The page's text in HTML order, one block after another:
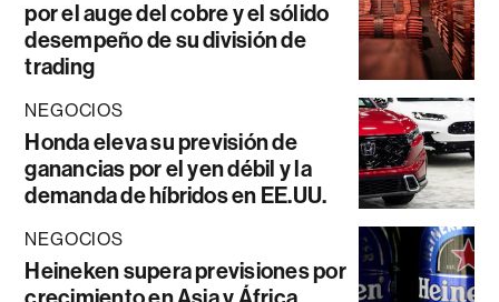
por el auge del cobre y el sólido
desempeño de su división de
trading
NEGOCIOS
Honda eleva su previsión de
ganancias por el yen débil y la
demanda de híbridos en EE.UU.
NEGOCIOS
Heineken supera previsiones por